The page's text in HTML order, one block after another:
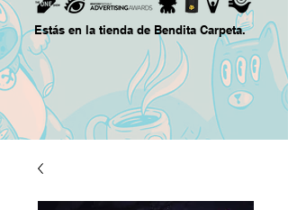
Estás en la tienda de Bendita Carpeta.